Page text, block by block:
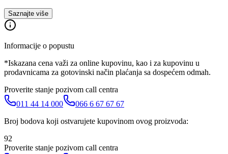
Saznajte više
Informacije o popustu
*Iskazana cena važi za online kupovinu, kao i za kupovinu u
prodavnicama za gotovinski način plaćanja sa dospećem odmah.
Proverite stanje pozivom call centra
011 44 14 000
066 6 67 67 67
Broj bodova koji ostvarujete kupovinom ovog proizvoda:
92
Proverite stanje pozivom call centra